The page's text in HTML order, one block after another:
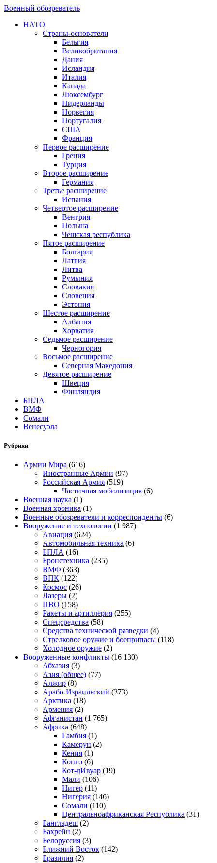
Военный обозреватель
НАТО
Страны-основатели
Бельгия
Великобритания
Дания
Исландия
Италия
Канада
Люксембург
Нидерланды
Норвегия
Португалия
США
Франция
Первое расширение
Греция
Турция
Второе расширение
Германия
Третье расширение
Испания
Четвертое расширение
Венгрия
Польша
Чешская республика
Пятое расширение
Болгария
Латвия
Литва
Румыния
Словакия
Словения
Эстония
Шестое расширение
Албания
Хорватия
Седьмое расширение
Черногория
Восьмое расширение
Северная Македония
Девятое расширение
Швеция
Финляндия
БПЛА
ВМФ
Сомали
Венесуэла
Рубрики
Армии Мира (616)
Иностранные Армии (97)
Российская Армия (519)
Частичная мобилизация (6)
Военная наука (1)
Военная хроника (1)
Военные обозреватели и корреспонденты (6)
Вооружение и технологии (1 987)
Авиация (624)
Автомобильная техника (6)
БПЛА (16)
Бронетехника (235)
ВМФ (363)
ВПК (122)
Космос (26)
Лазеры (2)
ПВО (158)
Ракеты и артиллерия (255)
Спецсредства (58)
Средства технической разведки (4)
Стрелковое оружие и боеприпасы (118)
Холодное оружие (2)
Вооруженные конфликты (16 130)
Абхазия (3)
Азия (общее) (77)
Алжир (8)
Арабо-Израильский (373)
Арктика (18)
Армения (2)
Афганистан (1 765)
Африка (648)
Гамбия (1)
Камерун (2)
Кения (1)
Конго (6)
Кот-дИвуар (19)
Мали (106)
Нигер (11)
Нигерия (146)
Сомали (110)
Центральноафриканская Республика (31)
Бангладеш (2)
Бахрейн (2)
Белоруссия (3)
Ближний Восток (142)
Бразилия (2)